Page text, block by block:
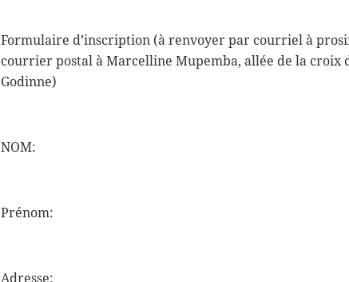
Formulaire d’inscription (à renvoyer par courriel à
courrier postal à Marcelline Mupemba, allée de la croix
Godinne)
NOM:
Prénom:
Adresse: